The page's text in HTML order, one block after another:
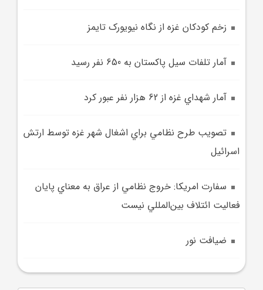
زخم کودکان غزه از نگاه نيويورک‌ تايمز
آمار تلفات سيل پاکستان به 650 نفر رسيد
آمار شهداي غزه از 62 هزار نفر عبور کرد
تصويب طرح نظامي براي اشغال شهر غزه توسط ارتش
اسرائيل
سفارت امريکا: خروج نظامي از عراق به معناي پايان
فعاليت ائتلاف بين‌المللي نيست
ضيافت نور